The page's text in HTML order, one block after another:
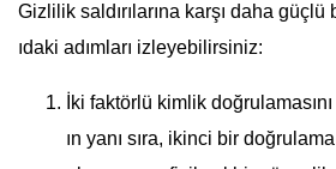
Gizlilik saldırılarına karşı daha
ıdaki adımları izleyebilirsiniz:
İki faktörlü kimlik
ın yanı sıra, ikinci bir